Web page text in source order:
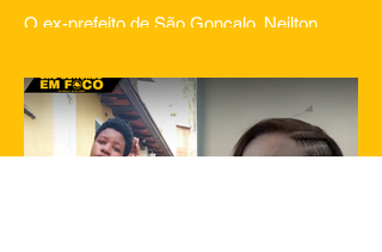
O ex-prefeito de São Gonçalo, Neilton
62 anos, em um hospital no Rio de
Janeiro. A informação...